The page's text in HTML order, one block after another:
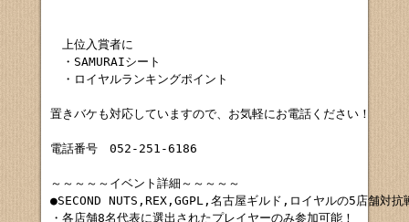
上位入賞者に
・SAMURAIシート
・ロイヤルランキングポイント
置きバケも対応していますので、お気軽にお電話ください！
電話番号　052-251-6186
～～～～～イベント詳細～～～～～
●SECOND NUTS,REX,GGPL,名古屋ギルド,ロイヤルの5店舗対
・各店舗8名代表に選出されたプレイヤーのみ参加可能！